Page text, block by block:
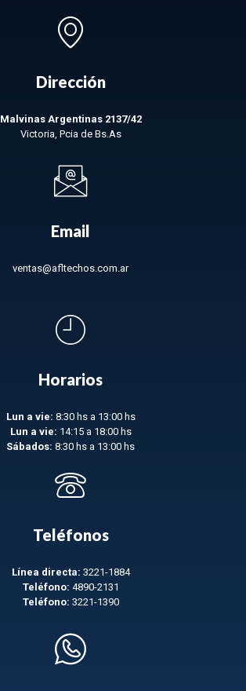
Dirección
Malvinas Argentinas 2137/42
Victoria, Pcia de Bs.As
Email
ventas@afltechos.com.ar
Horarios
Lun a vie: 8:30 hs a 13:00 hs
Lun a vie: 14:15 a 18:00 hs
Sábados: 8:30 hs a 13:00 hs
Teléfonos
Línea directa: 3221-1884
Teléfono: 4890-2131
Teléfono: 3221-1390